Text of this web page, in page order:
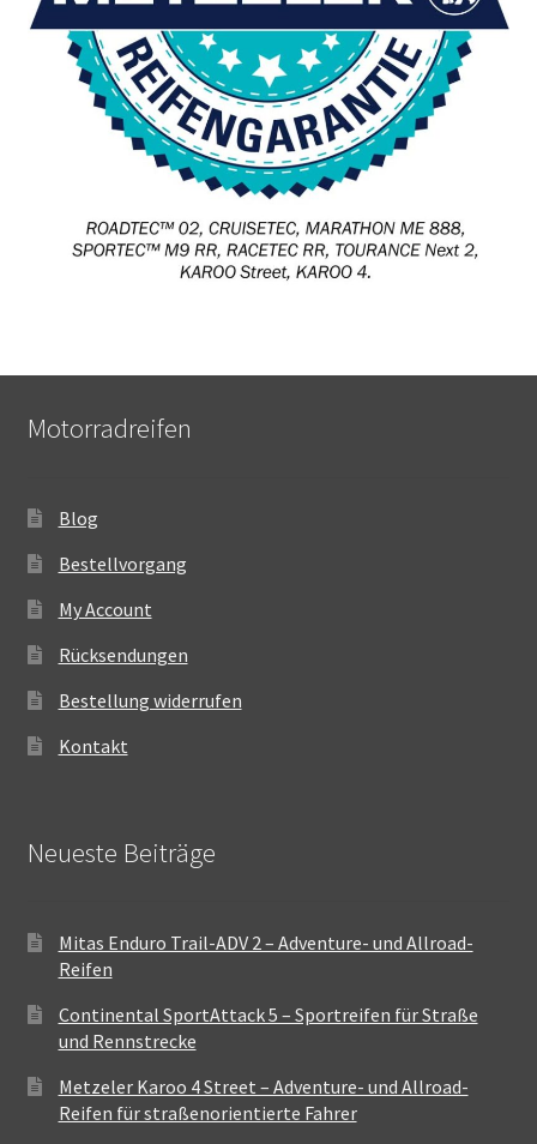
Motorradreifen
Blog
Bestellvorgang
My Account
Rücksendungen
Bestellung widerrufen
Kontakt
Neueste Beiträge
Mitas Enduro Trail-ADV 2 – Adventure- und Allroad-
Reifen
Continental SportAttack 5 – Sportreifen für Straße
und Rennstrecke
Metzeler Karoo 4 Street – Adventure- und Allroad-
Reifen für straßenorientierte Fahrer